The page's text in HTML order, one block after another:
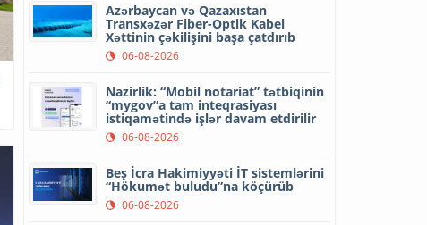
Azərbaycan və Qazaxıstan
Transxəzər Fiber-Optik Kabel
Xəttinin çəkilişini başa çatdırıb
06-08-2026
Nazirlik: “Mobil notariat” tətbiqinin
“mygov”a tam inteqrasiyası
istiqamətində işlər davam etdirilir
06-08-2026
Beş İcra Hakimiyyəti İT sistemlərini
“Hökumət buludu”na köçürüb
06-08-2026